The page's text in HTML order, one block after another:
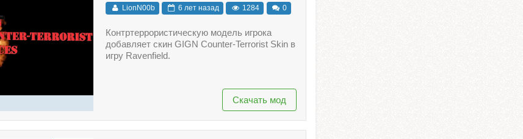
LionN00b 6 лет назад 1284 0
Контртеррористическую модель игрока
добавляет скин GIGN Counter-Terrorist Skin в
игру Ravenfield.
Скачать мод